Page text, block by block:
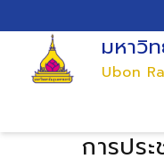
มหาวิ
Ubon
การปร